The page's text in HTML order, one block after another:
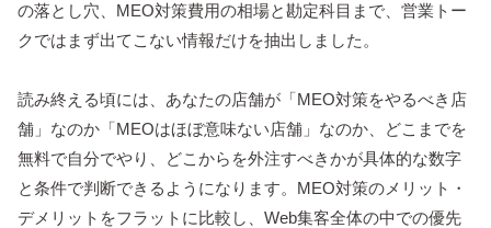
の落とし穴、MEO対策費用の相場と勘定科目まで、営業トー
クではまず出てこない情報だけを抽出しました。
読み終える頃には、あなたの店舗が「MEO対策をやるべき店
舗」なのか「MEOはほぼ意味ない店舗」なのか、どこまでを
無料で自分でやり、どこからを外注すべきかが具体的な数字
と条件で判断できるようになります。MEO対策のメリット・
デメリットをフラットに比較し、Web集客全体の中での優先